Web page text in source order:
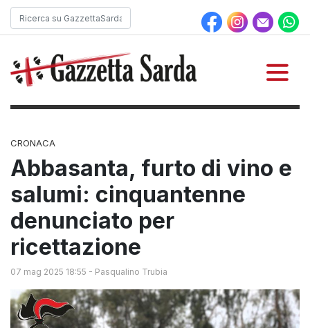
CRONACA
Abbasanta, furto di vino e
salumi: cinquantenne
denunciato per
ricettazione
07 mag 2025 18:55 - Pasqualino Trubia